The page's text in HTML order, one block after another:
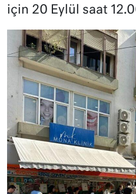
için 20 Eylül saat